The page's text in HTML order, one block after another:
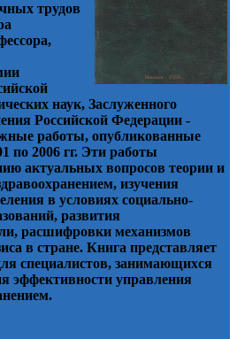
трудов
наук, Заслуженного
Российской Федерации -
работы, опубликованные
по 2006 гг. Эти работы
актуальных вопросов теории и
изучения
в условиях социально-
развития
расшифровки механизмов
в стране. Книга представляет
специалистов, занимающихся
эффективности управления